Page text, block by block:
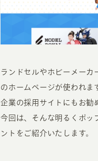
ランドセルやホビーメーカ
のホームページが使われま
企業の採用サイトにもお勧
今回は、そんな明るくポッ
ントをご紹介いたします。